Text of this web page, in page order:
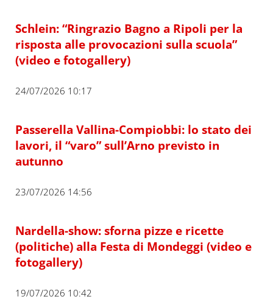
Schlein: “Ringrazio Bagno a Ripoli per la
risposta alle provocazioni sulla scuola”
(video e fotogallery)
24/07/2026 10:17
Passerella Vallina-Compiobbi: lo stato dei
lavori, il “varo” sull’Arno previsto in
autunno
23/07/2026 14:56
Nardella-show: sforna pizze e ricette
(politiche) alla Festa di Mondeggi (video e
fotogallery)
19/07/2026 10:42